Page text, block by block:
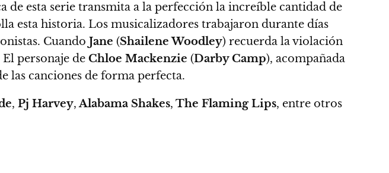
de esta serie transmita a la perfección la increíble cantidad de
esta historia. Los musicalizadores trabajaron durante días
Cuando Jane (Shailene Woodley) recuerda la violación
personaje de Chloe Mackenzie (Darby Camp), acompañada
las canciones de forma perfecta.
, Pj Harvey,Alabama Shakes, The Flaming Lips, entre otros